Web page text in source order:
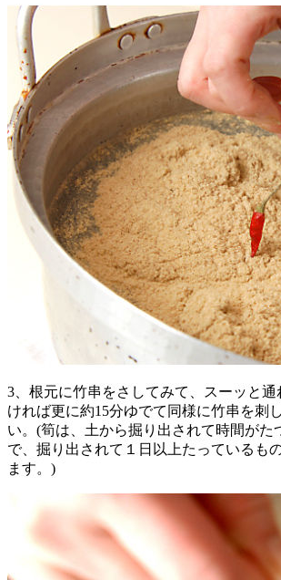
3、根元に竹串をさしてみて、スーッと通
ければ更に約15分ゆでて同様に竹串を刺
い。(筍は、土から掘り出されて時間がた
で、掘り出されて１日以上たっているも
ます。)